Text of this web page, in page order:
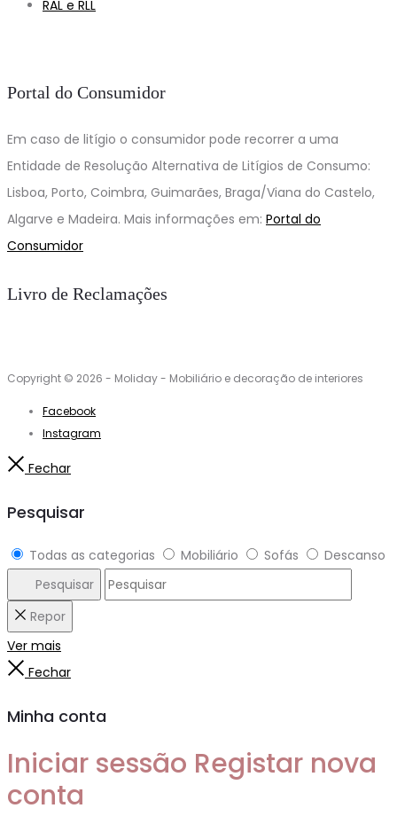
RAL e RLL
Portal do Consumidor
Em caso de litígio o consumidor pode recorrer a uma
Entidade de Resolução Alternativa de Litígios de Consumo:
Lisboa, Porto, Coimbra, Guimarães, Braga/Viana do Castelo,
Algarve e Madeira. Mais informações em: Portal do
Consumidor
Livro de Reclamações
Copyright © 2026 - Moliday - Mobiliário e decoração de interiores
Facebook
Instagram
Fechar
Pesquisar
Todas as categorias Mobiliário Sofás
Descanso
Pesquisar
Repor
Ver mais
Fechar
Minha conta
Iniciar sessão Registar nova
conta